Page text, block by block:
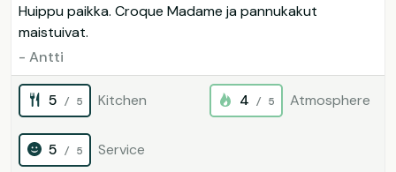
Huippu paikka. Croque Madame ja pannukakut
maistuivat.
- Antti
5 / 5 Kitchen 4 / 5 Atmosphere
5 / 5 Service